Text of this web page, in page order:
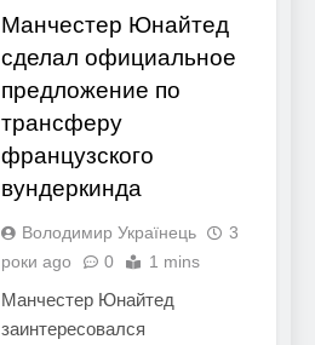
Манчестер Юнайтед
сделал официальное
предложение по
трансферу
французского
вундеркинда
Володимир Українець
3
роки ago
0 1 mins
Манчестер Юнайтед
заинтересовался